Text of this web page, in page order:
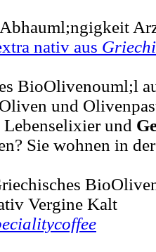
nativ aus
BioOlivenouml;l
und
und
Sie wohnen in
Vergine Kalt